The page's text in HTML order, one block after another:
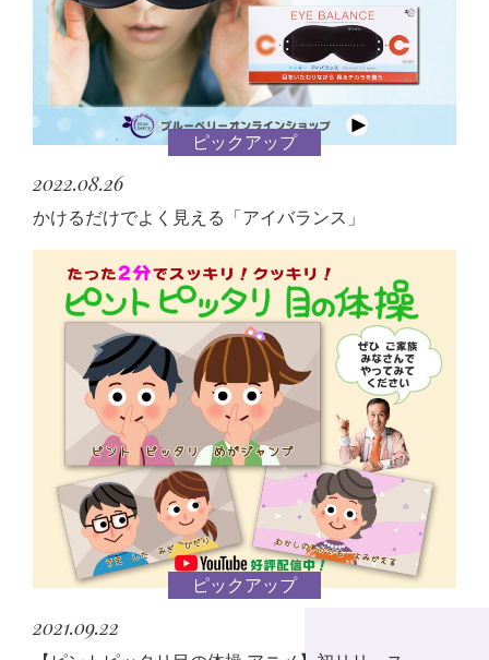
ピックアップ
2022.08.26
かけるだけでよく見える「アイバランス」
ピックアップ
2021.09.22